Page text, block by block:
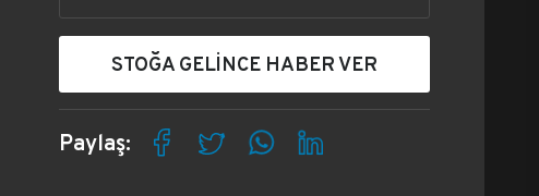
STOĞA GELİNCE HABER VER
Paylaş: